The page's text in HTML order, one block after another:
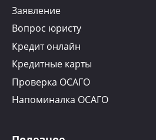
Заявление
Вопрос юристу
Кредит онлайн
Кредитные карты
Проверка ОСАГО
Напоминалка ОСАГО